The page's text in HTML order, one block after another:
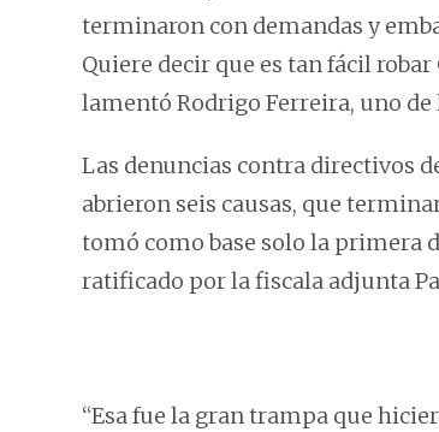
terminaron con demandas y
Quiere decir que es tan fácil robar
lamentó Rodrigo Ferreira, uno
Las denuncias contra directivos
abrieron seis causas, que
tomó como base solo la primera
ratificado por la fiscala adjunta
“Esa fue la gran trampa que